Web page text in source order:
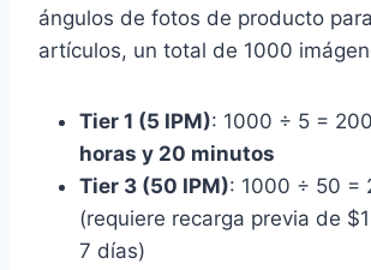
ángulos de fotos de producto
artículos, un total de 1000
Tier 1 (5 IPM): 1000 ÷ 5 =
horas y 20 minutos
Tier 3 (50 IPM): 1000 ÷ 50 =
(requiere recarga previa de
7 días)